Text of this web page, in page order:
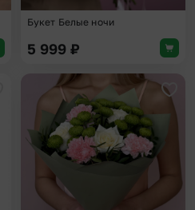
Букет Белые ночи
5 999 ₽
Добавить в избранное